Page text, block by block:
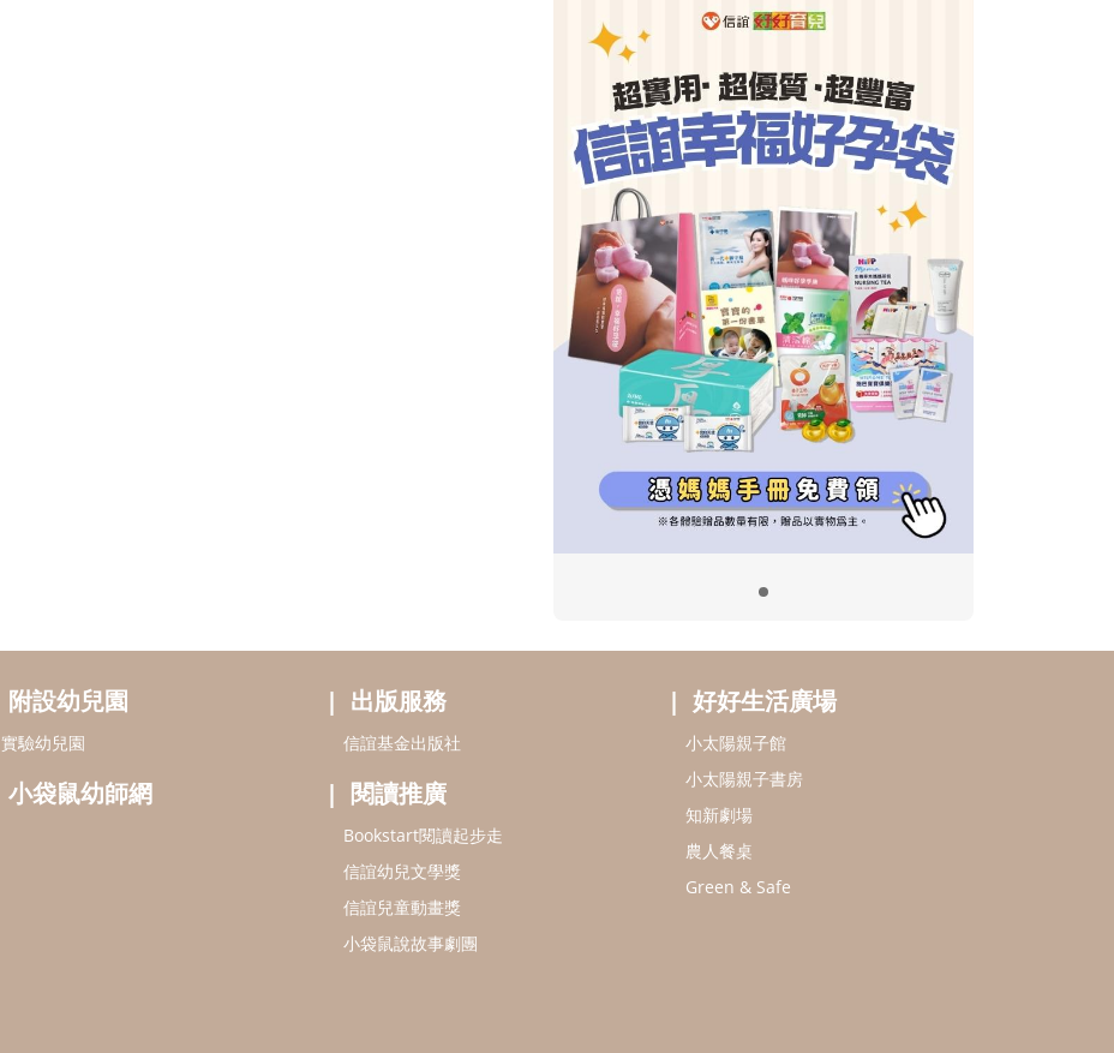
附設幼兒園
實驗幼兒園
小袋鼠幼師網
出版服務
信誼基金出版社
閱讀推廣
Bookstart閱讀起步走
信誼幼兒文學獎
信誼兒童動畫獎
小袋鼠說故事劇團
好好生活廣場
小太陽親子館
小太陽親子書房
知新劇場
農人餐桌
Green & Safe